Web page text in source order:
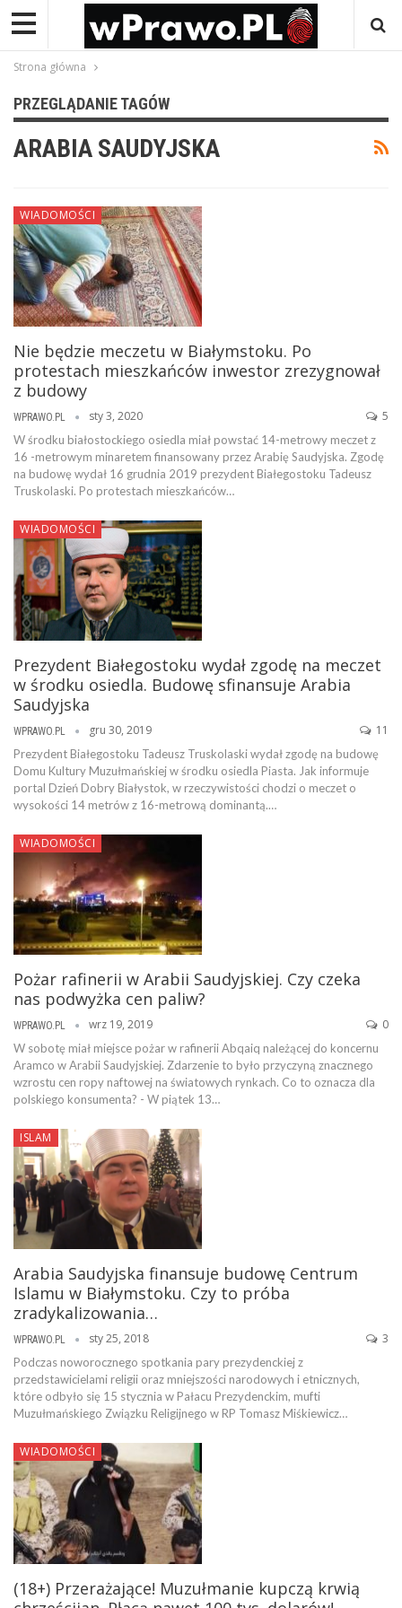
Strona główna
PRZEGLĄDANIE TAGÓW
ARABIA SAUDYJSKA
WIADOMOŚCI
Nie będzie meczetu w Białymstoku. Po
protestach mieszkańców inwestor zrezygnował
z budowy
WPRAWO.PL sty 3, 2020 5
W środku białostockiego osiedla miał powstać 14-metrowy meczet z
16 -metrowym minaretem finansowany przez Arabię Saudyjska. Zgodę
na budowę wydał 16 grudnia 2019 prezydent Białegostoku Tadeusz
Truskolaski. Po protestach mieszkańców…
WIADOMOŚCI
Prezydent Białegostoku wydał zgodę na meczet
w środku osiedla. Budowę sfinansuje Arabia
Saudyjska
WPRAWO.PL gru 30, 2019 11
Prezydent Białegostoku Tadeusz Truskolaski wydał zgodę na budowę
Domu Kultury Muzułmańskiej w środku osiedla Piasta. Jak informuje
portal Dzień Dobry Białystok, w rzeczywistości chodzi o meczet o
wysokości 14 metrów z 16-metrową dominantą.…
WIADOMOŚCI
Pożar rafinerii w Arabii Saudyjskiej. Czy czeka
nas podwyżka cen paliw?
WPRAWO.PL wrz 19, 2019 0
W sobotę miał miejsce pożar w rafinerii Abqaiq należącej do koncernu
Aramco w Arabii Saudyjskiej. Zdarzenie to było przyczyną znacznego
wzrostu cen ropy naftowej na światowych rynkach. Co to oznacza dla
polskiego konsumenta? - W piątek 13…
ISLAM
Arabia Saudyjska finansuje budowę Centrum
Islamu w Białymstoku. Czy to próba
zradykalizowania…
WPRAWO.PL sty 25, 2018 3
Podczas noworocznego spotkania pary prezydenckiej z
przedstawicielami religii oraz mniejszości narodowych i etnicznych,
które odbyło się 15 stycznia w Pałacu Prezydenckim, mufti
Muzułmańskiego Związku Religijnego w RP Tomasz Miśkiewicz…
WIADOMOŚCI
(18+) Przerażające! Muzułmanie kupczą krwią